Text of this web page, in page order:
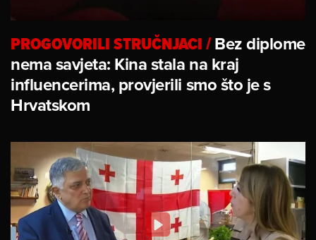
PROGOVORILI STRUČNJACI/Bez diplome
nema savjeta: Kina stala na kraj
influencerima, provjerili smo što je s
Hrvatskom